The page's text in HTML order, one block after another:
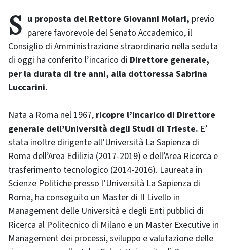
Su proposta del Rettore Giovanni Molari, previo
parere favorevole del Senato Accademico, il
Consiglio di Amministrazione straordinario nella seduta
di oggi ha conferito l’incarico di Direttore generale,
per la durata di tre anni, alla dottoressa Sabrina
Luccarini.
Nata a Roma nel 1967, ricopre l’incarico di Direttore
generale dell’Università degli Studi di Trieste. E’
stata inoltre dirigente all’Università La Sapienza di
Roma dell’Area Edilizia (2017-2019) e dell’Area Ricerca e
trasferimento tecnologico (2014-2016). Laureata in
Scienze Politiche presso l’Università La Sapienza di
Roma, ha conseguito un Master di II Livello in
Management delle Università e degli Enti pubblici di
Ricerca al Politecnico di Milano e un Master Executive in
Management dei processi, sviluppo e valutazione delle